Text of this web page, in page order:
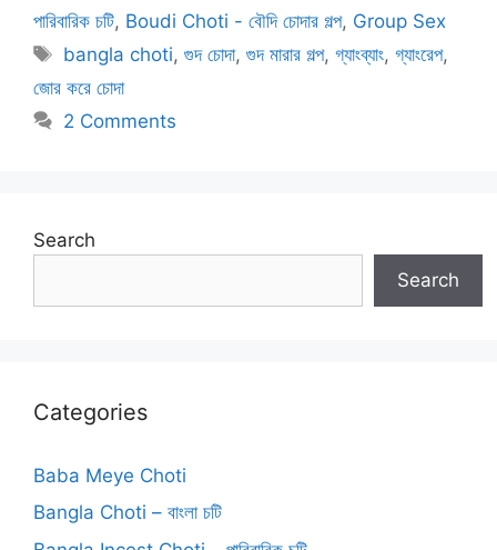
পারিবারিক চটি, Boudi Choti - বৌদি চোদার গল্প, Group Sex
Tags
bangla choti,গুদ চোদা,গুদ মারার গল্প,গ্যাংব্যাং,গ্যাংরেপ,
জোর করে চোদা
2 Comments
Search
Search
Categories
Baba Meye Choti
Bangla Choti – বাংলা চটি